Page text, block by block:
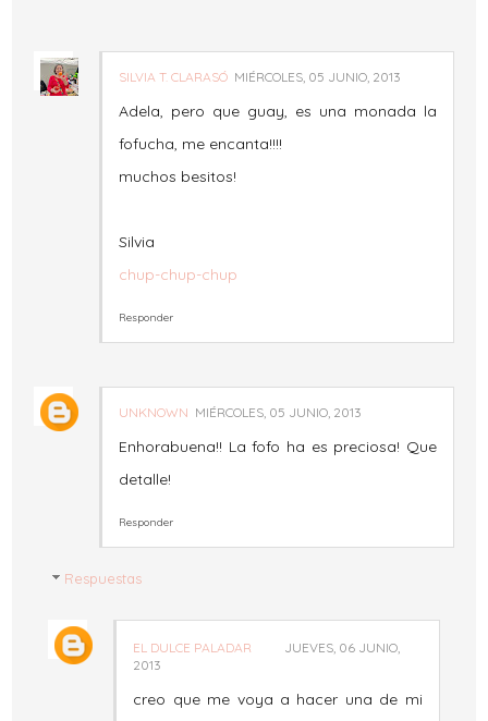
SILVIA T. CLARASÓ MIÉRCOLES, 05 JUNIO, 2013
Adela, pero que guay, es una monada la
fofucha, me encanta!!!!
muchos besitos!
Silvia
chup-chup-chup
Responder
UNKNOWN MIÉRCOLES, 05 JUNIO, 2013
Enhorabuena!! La fofo ha es preciosa! Que
detalle!
Responder
Respuestas
EL DULCE PALADAR
JUEVES, 06 JUNIO,
2013
creo que me voya a hacer una de mi